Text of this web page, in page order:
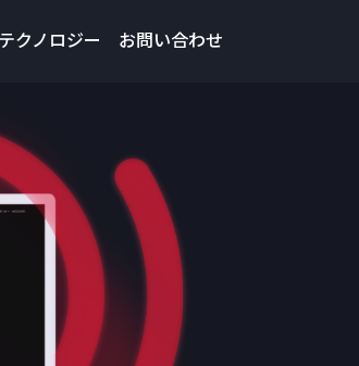
テクノロジー お問い合わせ